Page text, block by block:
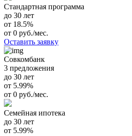
Стандартная программа
до 30 лет
от 18.5%
от 0 руб./мес.
Оставить заявку
Совкомбанк
3 предложения
до 30 лет
от 5.99%
от 0 руб./мес.
Семейная ипотека
до 30 лет
от 5.99%